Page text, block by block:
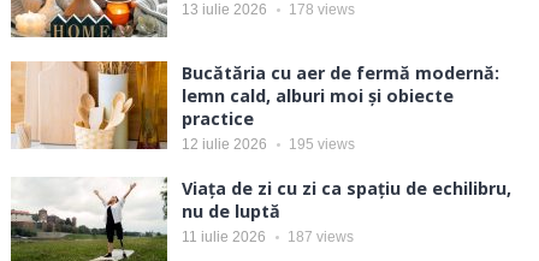
13 iulie 2026 178 views
Bucătăria cu aer de fermă modernă:
lemn cald, alburi moi și obiecte
practice
12 iulie 2026 195 views
Viața de zi cu zi ca spațiu de echilibru,
nu de luptă
11 iulie 2026 187 views